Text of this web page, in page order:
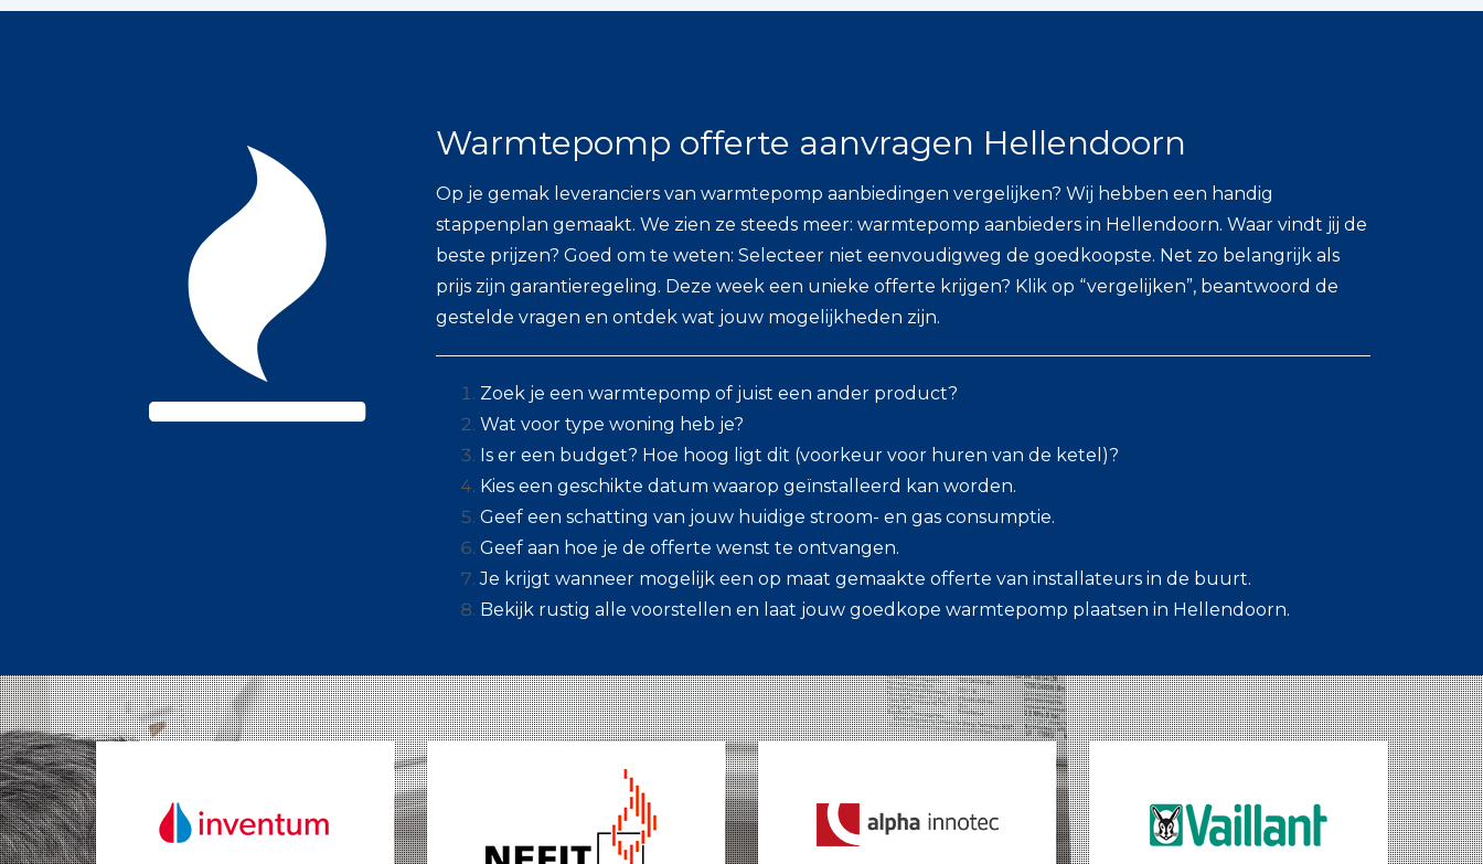
Warmtepomp offerte aanvragen Hellendoorn
Op je gemak leveranciers van warmtepomp aanbiedingen vergelijken? Wij hebben een handig
stappenplan gemaakt. We zien ze steeds meer: warmtepomp aanbieders in Hellendoorn. Waar vindt jij de
beste prijzen? Goed om te weten: Selecteer niet eenvoudigweg de goedkoopste. Net zo belangrijk als
prijs zijn garantieregeling. Deze week een unieke offerte krijgen? Klik op “vergelijken”, beantwoord de
gestelde vragen en ontdek wat jouw mogelijkheden zijn.
Zoek je een warmtepomp of juist een ander product?
Wat voor type woning heb je?
Is er een budget? Hoe hoog ligt dit (voorkeur voor huren van de ketel)?
Kies een geschikte datum waarop geïnstalleerd kan worden.
Geef een schatting van jouw huidige stroom- en gas consumptie.
Geef aan hoe je de offerte wenst te ontvangen.
Je krijgt wanneer mogelijk een op maat gemaakte offerte van installateurs in de buurt.
Bekijk rustig alle voorstellen en laat jouw goedkope warmtepomp plaatsen in Hellendoorn.